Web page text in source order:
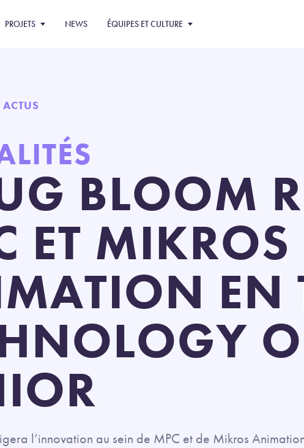
PROJETS NEWS ÉQUIPES ET CULTURE
ACTUS
BLOOM
ET MIKROS
EN
l’innovation au sein de MPC et de Mikros